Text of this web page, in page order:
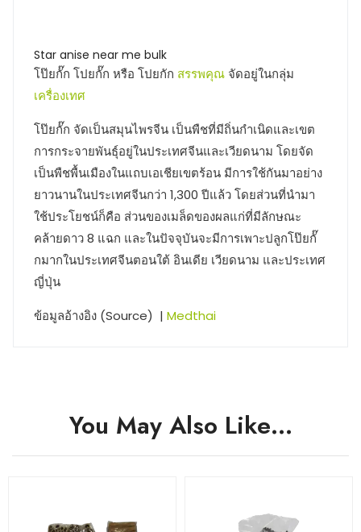
Star anise near me bulk
โป๊ยกั๊ก โปยกั๊ก หรือ โปยกัก สรรพคุณ จัดอยู่ในกลุ่ม
เครื่องเทศ
โป๊ยกั๊ก จัดเป็นสมุนไพรจีน เป็นพืชที่มีถิ่นกำเนิดและเขต
การกระจายพันธุ์อยู่ในประเทศจีนและเวียดนาม โดยจัด
เป็นพืชพื้นเมืองในแถบเอเชียเขตร้อน มีการใช้กันมาอย่าง
ยาวนานในประเทศจีนกว่า 1,300 ปีแล้ว โดยส่วนที่นำมา
ใช้ประโยชน์ก็คือ ส่วนของเมล็ดของผลแก่ที่มีลักษณะ
คล้ายดาว 8 แฉก และในปัจจุบันจะมีการเพาะปลูกโป๊ยกั๊
กมากในประเทศจีนตอนใต้ อินเดีย เวียดนาม และประเทศ
ญี่ปุ่น
ข้อมูลอ้างอิง (Source) | Medthai
You May Also Like…